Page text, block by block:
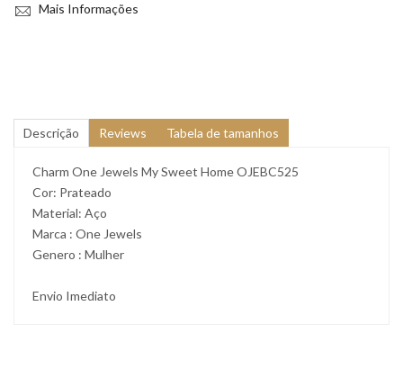
Mais Informações
Descrição Reviews Tabela de tamanhos
Charm One Jewels My Sweet Home OJEBC525
Cor: Prateado
Material: Aço
Marca : One Jewels
Genero : Mulher
Envio Imediato